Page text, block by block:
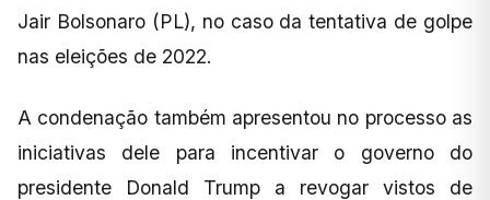
Jair Bolsonaro (PL), no caso da tentativa de golpe
nas eleições de 2022.
A condenação também apresentou no processo as
iniciativas dele para incentivar o governo do
presidente Donald Trump a revogar vistos de